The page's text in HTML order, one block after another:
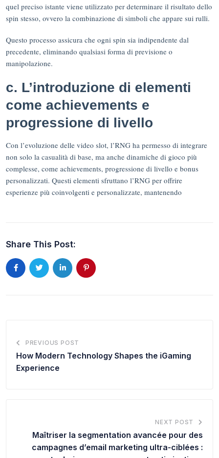
quel preciso istante viene utilizzato per determinare il risultato dello
spin stesso, ovvero la combinazione di simboli che appare sui rulli.
Questo processo assicura che ogni spin sia indipendente dal
precedente, eliminando qualsiasi forma di previsione o
manipolazione.
c. L’introduzione di elementi
come achievements e
progressione di livello
Con l’evoluzione delle video slot, l’RNG ha permesso di integrare
non solo la casualità di base, ma anche dinamiche di gioco più
complesse, come achievements, progressione di livello e bonus
personalizzati. Questi elementi sfruttano l’RNG per offrire
esperienze più coinvolgenti e personalizzate, mantenendo
Share This Post:
PREVIOUS POST
How Modern Technology Shapes the iGaming
Experience
NEXT POST
Maîtriser la segmentation avancée pour des
campagnes d’email marketing ultra-ciblées :